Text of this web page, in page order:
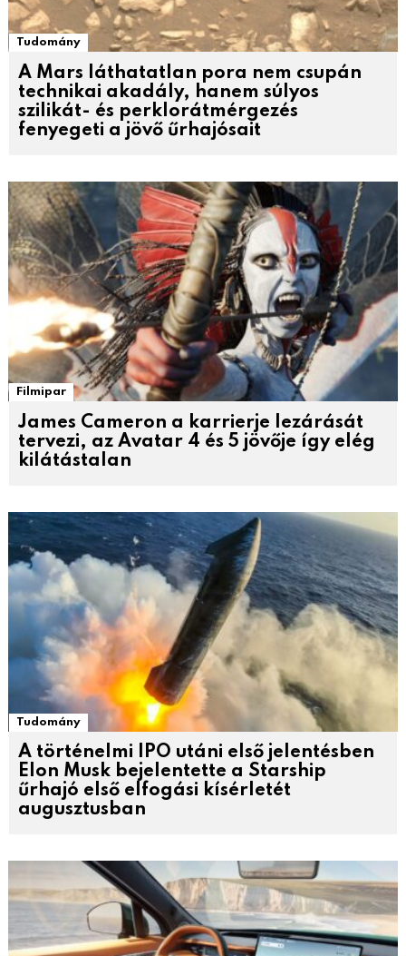
Tudomány
A Mars láthatatlan pora nem csupán
technikai akadály, hanem súlyos
szilikát- és perklorátmérgezés
fenyegeti a jövő űrhajósait
Filmipar
James Cameron a karrierje lezárását
tervezi, az Avatar 4 és 5 jövője így elég
kilátástalan
Tudomány
A történelmi IPO utáni első jelentésben
Elon Musk bejelentette a Starship
űrhajó első elfogási kísérletét
augusztusban